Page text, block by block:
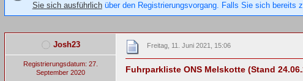
Sie sich ausführlichüber den Registrierungsvorgang. Falls Sie sich bereits
Josh23
Registrierungsdatum: 27.
September 2020
Freitag, 11. Juni 2021, 15:06
Fuhrparkliste ONS Melskotte (Stand